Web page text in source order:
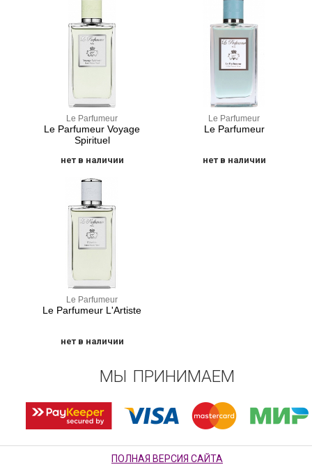
Le Parfumeur
Le Parfumeur Voyage
Spirituel
нет в наличии
Le Parfumeur
Le Parfumeur
нет в наличии
Le Parfumeur
Le Parfumeur L'Artiste
нет в наличии
МЫ ПРИНИМАЕМ
ПОЛНАЯ ВЕРСИЯ САЙТА